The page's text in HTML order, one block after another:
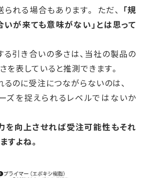
れる場合もあります。 ただ、 「規
が来ても意味がない」とは思って
引き合いの多さは、当社の製品の
を表していると推測できます。
のに受注につながらないのは、
ズを捉えられるレベルではないか
を向上させれば受注可能性もそれ
すよね。